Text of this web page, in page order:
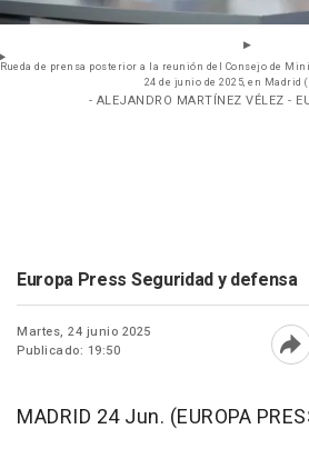
Rueda de prensa posterior a la reunión del Consejo de
24 de junio de 2025, en Madrid
- ALEJANDRO MARTÍNEZ VÉLEZ -
Europa Press Seguridad y defensa
Martes, 24 junio 2025
Publicado: 19:50
MADRID 24 Jun. (EUROPA